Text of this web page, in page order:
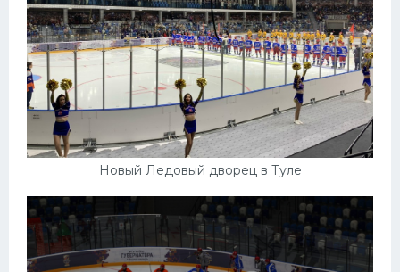
Новый Ледовый дворец в Туле